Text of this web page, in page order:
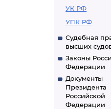
УК РФ
УПК РФ
Судебная
высших
Законы
Федерации
Документы
Президента
Российской
Федерации